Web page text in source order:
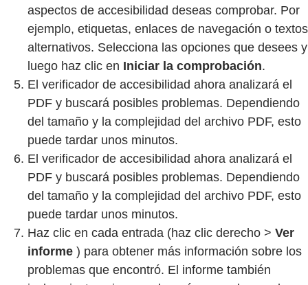
aspectos de accesibilidad deseas comprobar. Por
ejemplo, etiquetas, enlaces de navegación o textos
alternativos. Selecciona las opciones que desees y
luego haz clic en Iniciar la comprobación.
El verificador de accesibilidad ahora analizará el
PDF y buscará posibles problemas. Dependiendo
del tamaño y la complejidad del archivo PDF, esto
puede tardar unos minutos.
El verificador de accesibilidad ahora analizará el
PDF y buscará posibles problemas. Dependiendo
del tamaño y la complejidad del archivo PDF, esto
puede tardar unos minutos.
Haz clic en cada entrada (haz clic derecho > Ver
informe ) para obtener más información sobre los
problemas que encontró. El informe también